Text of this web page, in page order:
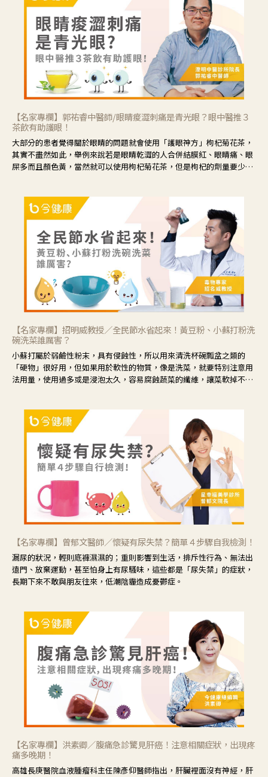
【名家專欄】郭祐睿中醫師/眼睛痠澀刺痛是青光眼？眼中醫推３
茶飲有助護眼！
大部分的患者覺得關於眼睛的問題就會使用「護眼神方」枸杞菊花茶，
其實不盡然如此，舉例來說若是眼睛乾澀的人合併結膜紅、眼睛痛、眼
屎多而且顏色黃，當然就可以使用枸杞菊花茶，但是枸杞的劑量要少，
候就要使用菊花、金銀花來治療；假如單純的眼睛乾澀，結膜沒有紅，
眼睛周圍沒有眼屎，這種情況是屬於「陰虛」，就可以使用枸杞、蓮
藕、麥門冬、山藥等比較滋潤的藥材，效果就更顯著。
【名家專欄】招明威教授／全民節水省起來！黃豆粉、小蘇打粉洗
碗洗菜誰厲害？
小蘇打屬於弱鹼性粉末，具有侵蝕性，所以用來清洗杯碗瓢盆之類的
「硬物」很好用，但如果用於軟性的物質，像是洗菜，就要特別注意用
法用量，使用過多或是浸泡太久，容易腐蝕蔬菜的纖維，讓菜軟掉不清
【名家專欄】曾郁文醫師／懷疑有尿失禁？簡單４步驟自我檢測！
漏尿的狀況，輕則底褲濕濕的；重則影響到生活，排斥性行為、無法出
遠門、放棄運動，甚至怕身上有尿騷味，這些都是「尿失禁」的症狀，
長期下來不敢與朋友往來，低潮陰霾造成憂鬱症。
【名家專欄】洪素卿／腹痛急診驚見肝癌！注意相關症狀，出現疼
痛多晚期！
高雄長庚醫院血液腫瘤科主任陳彥仰醫師指出，肝臟裡面沒有神經，肝